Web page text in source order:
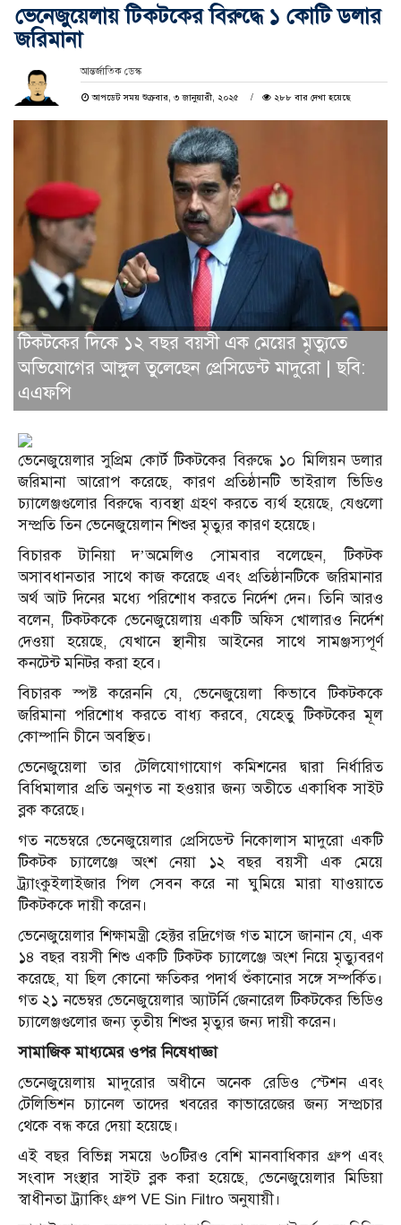
ভেনেজুয়েলায় টিকটকের বিরুদ্ধে ১ কোটি ডলার
জরিমানা
আন্তর্জাতিক ডেস্ক
আপডেট সময় শুক্রবার, ৩ জানুয়ারী, ২০২৫ ২৮৮ বার দেখা হয়েছে
টিকটকের দিকে ১২ বছর বয়সী এক মেয়ের মৃত্যুতে
অভিযোগের আঙ্গুল তুলেছেন প্রেসিডেন্ট মাদুরো | ছবি:
এএফপি
ভেনেজুয়েলার সুপ্রিম কোর্ট টিকটকের বিরুদ্ধে ১০ মিলিয়ন ডলার
জরিমানা আরোপ করেছে, কারণ প্রতিষ্ঠানটি ভাইরাল ভিডিও
চ্যালেঞ্জগুলোর বিরুদ্ধে ব্যবস্থা গ্রহণ করতে ব্যর্থ হয়েছে, যেগুলো
সম্প্রতি তিন ভেনেজুয়েলান শিশুর মৃত্যুর কারণ হয়েছে।
বিচারক টানিয়া দ’অমেলিও সোমবার বলেছেন, টিকটক
অসাবধানতার সাথে কাজ করেছে এবং প্রতিষ্ঠানটিকে জরিমানার
অর্থ আট দিনের মধ্যে পরিশোধ করতে নির্দেশ দেন। তিনি আরও
বলেন, টিকটককে ভেনেজুয়েলায় একটি অফিস খোলারও নির্দেশ
দেওয়া হয়েছে, যেখানে স্থানীয় আইনের সাথে সামঞ্জস্যপূর্ণ
কনটেন্ট মনিটর করা হবে।
বিচারক স্পষ্ট করেননি যে, ভেনেজুয়েলা কিভাবে টিকটককে
জরিমানা পরিশোধ করতে বাধ্য করবে, যেহেতু টিকটকের মূল
কোম্পানি চীনে অবস্থিত।
ভেনেজুয়েলা তার টেলিযোগাযোগ কমিশনের দ্বারা নির্ধারিত
বিধিমালার প্রতি অনুগত না হওয়ার জন্য অতীতে একাধিক সাইট
ব্লক করেছে।
গত নভেম্বরে ভেনেজুয়েলার প্রেসিডেন্ট নিকোলাস মাদুরো একটি
টিকটক চ্যালেঞ্জে অংশ নেয়া ১২ বছর বয়সী এক মেয়ে
ট্র্যাংকুইলাইজার পিল সেবন করে না ঘুমিয়ে মারা যাওয়াতে
টিকটককে দায়ী করেন।
ভেনেজুয়েলার শিক্ষামন্ত্রী হেক্টর রদ্রিগেজ গত মাসে জানান যে, এক
১৪ বছর বয়সী শিশু একটি টিকটক চ্যালেঞ্জে অংশ নিয়ে মৃত্যুবরণ
করেছে, যা ছিল কোনো ক্ষতিকর পদার্থ শুঁকানোর সঙ্গে সম্পর্কিত।
গত ২১ নভেম্বর ভেনেজুয়েলার অ্যাটর্নি জেনারেল টিকটকের ভিডিও
চ্যালেঞ্জগুলোর জন্য তৃতীয় শিশুর মৃত্যুর জন্য দায়ী করেন।
সামাজিক মাধ্যমের ওপর নিষেধাজ্ঞা
ভেনেজুয়েলায় মাদুরোর অধীনে অনেক রেডিও স্টেশন এবং
টেলিভিশন চ্যানেল তাদের খবরের কাভারেজের জন্য সম্প্রচার
থেকে বন্ধ করে দেয়া হয়েছে।
এই বছর বিভিন্ন সময়ে ৬০টিরও বেশি মানবাধিকার গ্রুপ এবং
সংবাদ সংস্থার সাইট ব্লক করা হয়েছে, ভেনেজুয়েলার মিডিয়া
স্বাধীনতা ট্র্যাকিং গ্রুপ VE Sin Filtro অনুযায়ী।